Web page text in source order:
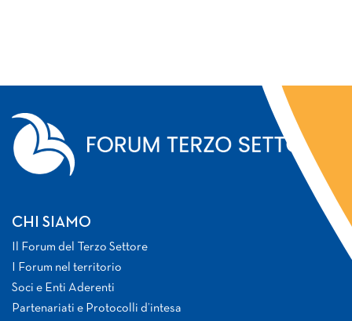
CHI SIAMO
Il Forum del Terzo Settore
I Forum nel territorio
Soci e Enti Aderenti
Partenariati e Protocolli d’intesa